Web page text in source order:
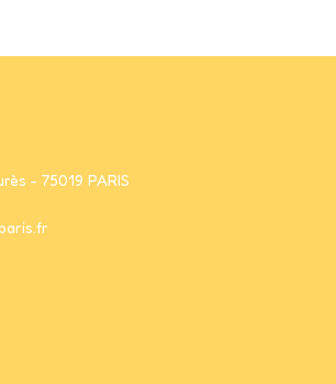
- 75019 PARIS